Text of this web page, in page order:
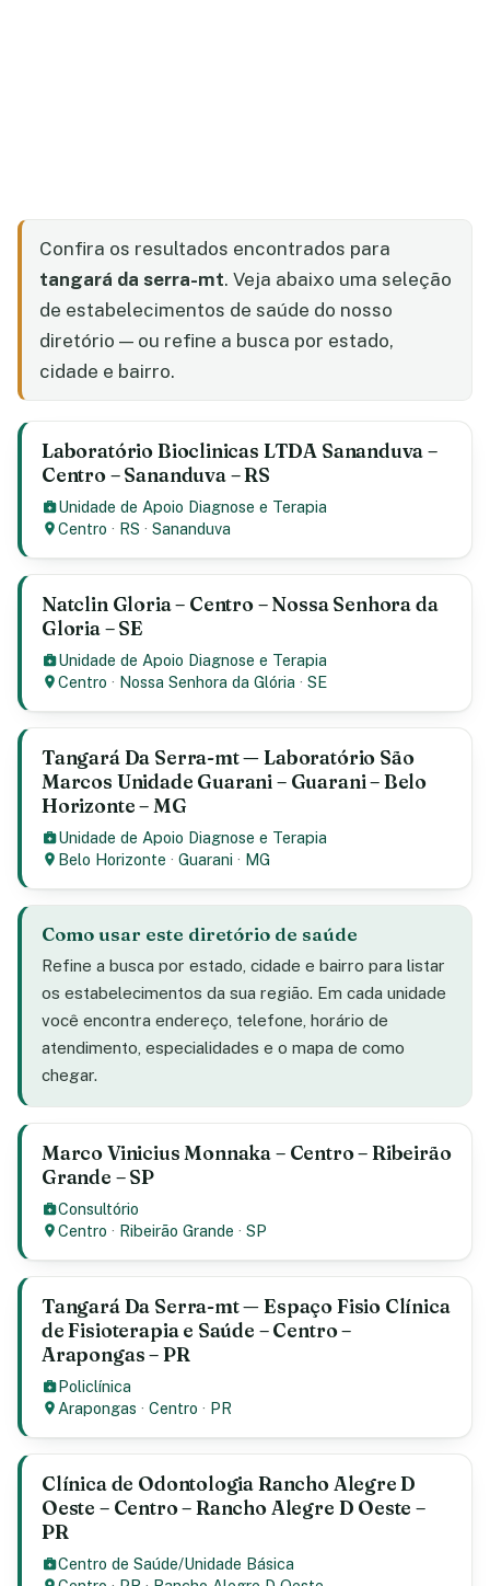
Confira os resultados encontrados para
tangará da serra-mt. Veja abaixo uma seleção
de estabelecimentos de saúde do nosso
diretório — ou refine a busca por estado,
cidade e bairro.
Laboratório Bioclinicas LTDA Sananduva –
Centro – Sananduva – RS
Unidade de Apoio Diagnose e Terapia
Centro · RS ·Sananduva
Natclin Gloria – Centro – Nossa Senhora da
Gloria – SE
Unidade de Apoio Diagnose e Terapia
Centro · Nossa Senhora da Glória ·SE
Tangará Da Serra-mt — Laboratório São
Marcos Unidade Guarani – Guarani – Belo
Horizonte – MG
Unidade de Apoio Diagnose e Terapia
Belo Horizonte ·Guarani · MG
Como usar este diretório de saúde
Refine a busca por estado, cidade e bairro para listar
os estabelecimentos da sua região. Em cada unidade
você encontra endereço, telefone, horário de
atendimento, especialidades e o mapa de como
chegar.
Marco Vinicius Monnaka – Centro – Ribeirão
Grande – SP
Consultório
Centro · Ribeirão Grande ·SP
Tangará Da Serra-mt — Espaço Fisio Clínica
de Fisioterapia e Saúde – Centro –
Arapongas – PR
Policlínica
Arapongas ·Centro · PR
Clínica de Odontologia Rancho Alegre D
Oeste – Centro – Rancho Alegre D Oeste –
PR
Centro de Saúde/Unidade Básica